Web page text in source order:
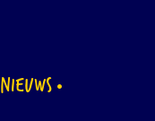
NIEUWS